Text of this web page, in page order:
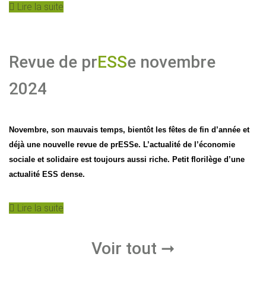
Lire la suite
Revue de prESSe novembre
2024
Novembre, son mauvais temps, bientôt les fêtes de fin d’année et
déjà une nouvelle revue de prESSe. L’actualité de l’économie
sociale et solidaire est toujours aussi riche. Petit florilège d’une
actualité ESS dense.
Lire la suite
Voir tout ➞